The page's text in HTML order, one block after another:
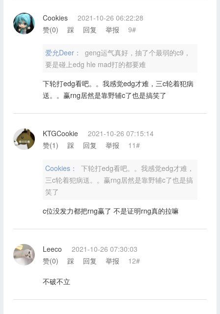
Cookies
2021-10-26 06:22:28
赞(0) 踩 回复 举报 9#
爱允Deer：
geng运气真好，抽了个最弱的c9，
要是碰上edg hle mad打的都要难
下轮打edg看吧。。我感觉edg才难，三c轮着犯病
送。。赢rng居然是靠野辅c了也是搞笑了
KTGCookie
2021-10-26 07:15:14
赞(1) 踩 回复 举报 11#
Cookies：
下轮打edg看吧。。我感觉edg才难，
三c轮着犯病送。。赢rng居然是靠野辅c了也是搞
笑了
c位没发力都把rng赢了 不是证明rng真的拉嘛
Leeco
2021-10-26 07:30:03
赞(0) 踩 回复 举报 12#
不破不立